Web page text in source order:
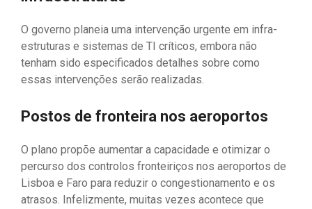
O governo planeia uma intervenção urgente em infra-
estruturas e sistemas de TI críticos, embora não
tenham sido especificados detalhes sobre como
essas intervenções serão realizadas.
Postos de fronteira nos aeroportos
O plano propõe aumentar a capacidade e otimizar o
percurso dos controlos fronteiriços nos aeroportos de
Lisboa e Faro para reduzir o congestionamento e os
atrasos. Infelizmente, muitas vezes acontece que